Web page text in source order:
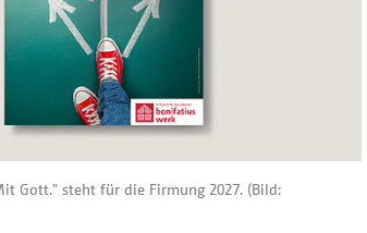
Gott." steht für die Firmung 2027. (Bild: